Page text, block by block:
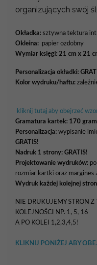
organizujących swój
Okładka: sztywna tektura
Okleina: papier ozdobny
Wymiar księgi: 21 cm x 21
Personalizacja okładki:
Kolor wydruku/haftu:
kliknij tutaj aby obejrzeć
Gramatura kartek: 170
Personalizacja: wypisanie
GRATIS!
Nadruk 1 strony: GRATIS!
Projektowanie wydruków:
rozmiar kartki oraz
Wydruk każdej kolejnej
NIE DRUKUJEMY STRON
KOLEJNOŚCI NP. 1, 5, 16
A PO KOLEI 1,2,3,4,5!
KLIKNIJ PONIŻEJ ABY